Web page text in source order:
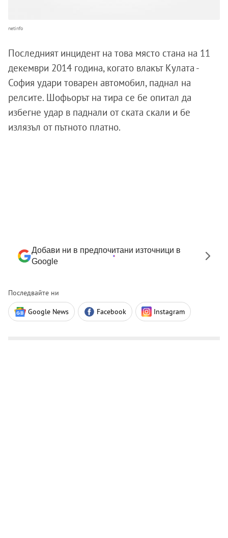
netinfo
Последният инцидент на това място стана на 11
декември 2014 година, когато влакът Кулата -
София удари товарен автомобил, паднал на
релсите. Шофьорът на тира се бе опитал да
избегне удар в паднали от ската скали и бе
излязъл от пътното платно.
Добави ни в предпочитани източници в
Google
Последвайте ни
Google News Facebook Instagram